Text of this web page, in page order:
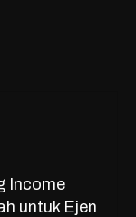
Income
untuk Ejen